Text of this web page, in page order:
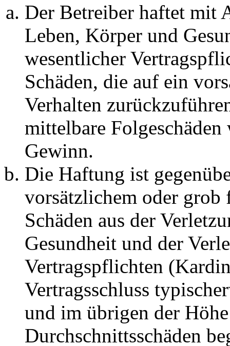
Der Betreiber haftet mit
Leben, Körper und
wesentlicher
Schäden, die auf ein
Verhalten
mittelbare Folgeschäden
Gewinn.
Die Haftung ist
vorsätzlichem oder grob
Schäden aus der
Gesundheit und der
Vertragspflichten
Vertragsschluss
und im übrigen der
Durchschnittsschäden